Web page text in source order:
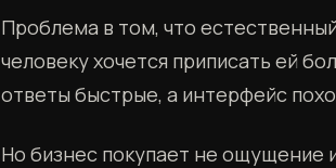
Проблема в том, что
человеку хочется приписать ей
ответы быстрые, а интерфейс
Но бизнес покупает не ощущение